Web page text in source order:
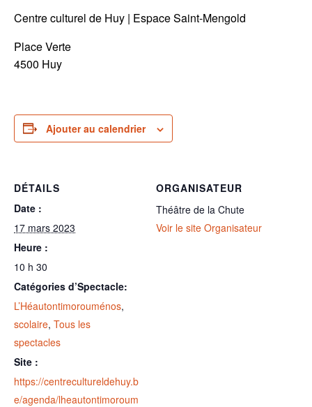
Centre culturel de Huy | Espace Saint-Mengold
Place Verte
4500 Huy
Ajouter au calendrier
DÉTAILS
Date :
17 mars 2023
Heure :
10 h 30
Catégories d’Spectacle:
L’Héautontimorouménos,
scolaire, Tous les
spectacles
Site :
https://centrecultureldehuy.b
e/agenda/lheautontimoroum
ORGANISATEUR
Théâtre de la Chute
Voir le site Organisateur